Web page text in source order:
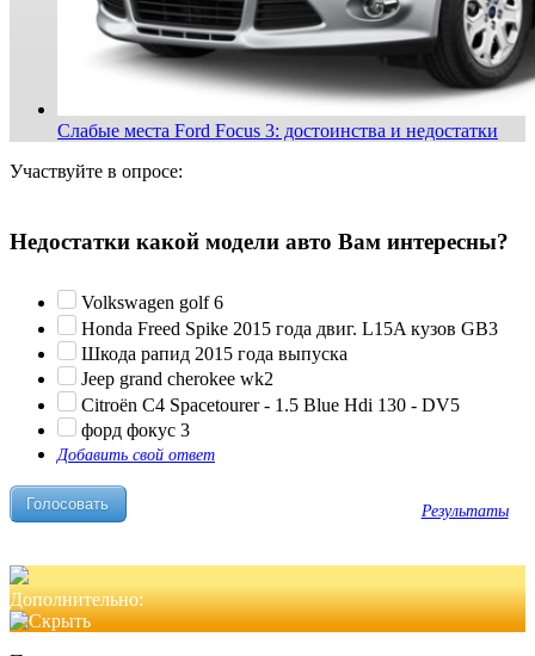
Слабые места Ford Focus 3: достоинства и недостатки
Участвуйте в опросе:
Недостатки какой модели авто Вам интересны?
Volkswagen golf 6
Honda Freed Spike 2015 года двиг. L15A кузов GB3
Шкода рапид 2015 года выпуска
Jeep grand cherokee wk2
Citroën C4 Spacetourer - 1.5 Blue Hdi 130 - DV5
форд фокус 3
Добавить свой ответ
Результаты
Дополнительно: